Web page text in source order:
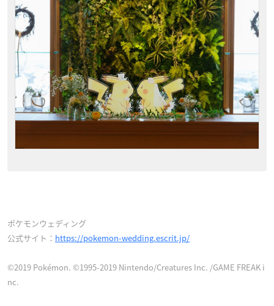
ポケモンウェディング
公式サイト： https://pokemon-wedding.escrit.jp/
©2019 Pokémon. ©1995-2019 Nintendo/Creatures Inc. /GAME FREAK i
nc.